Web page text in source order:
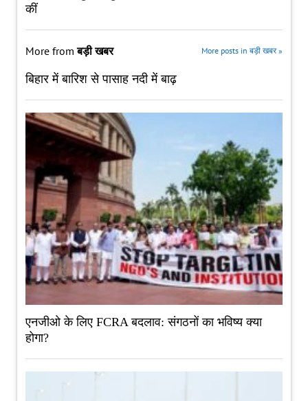
कीं
More fromबड़ी खबर More posts in बड़ी खबर »
बिहार में बारिश से पासाह नदी में बाढ़
एनजीओ के लिए FCRA बदलाव: संगठनों का भविष्य क्या
होगा?